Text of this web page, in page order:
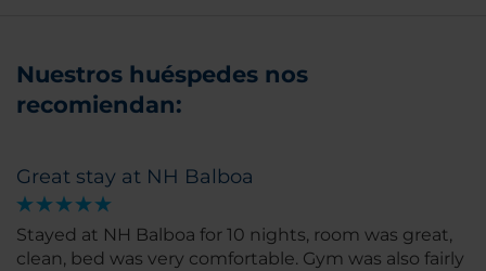
Nuestros huéspedes nos
recomiendan:
Great stay at NH Balboa
Stayed at NH Balboa for 10 nights, room was great,
clean, bed was very comfortable. Gym was also fairly